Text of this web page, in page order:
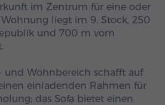
im Zentrum für eine oder
liegt im 9. Stock, 250
und 700 m vom
und Wohnbereich schafft auf
einladenden Rahmen für
das Sofa bietet einen